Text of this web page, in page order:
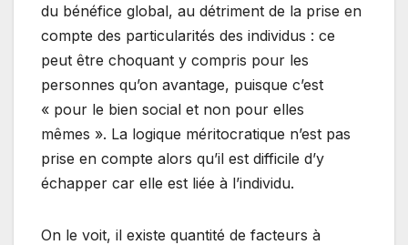
du bénéfice global, au détriment de la prise en
compte des particularités des individus : ce
peut être choquant y compris pour les
personnes qu’on avantage, puisque c’est
« pour le bien social et non pour elles
mêmes ». La logique méritocratique n’est pas
prise en compte alors qu’il est difficile d’y
échapper car elle est liée à l’individu.
On le voit, il existe quantité de facteurs à